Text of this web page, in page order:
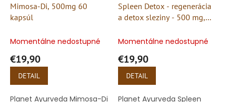
Mimosa-Di, 500mg 60
kapsúl
Momentálne nedostupné
€19,90
DETAIL
Planet Ayurveda Mimosa-Di
Spleen Detox - regenerácia
a detox sleziny - 500 mg,
Momentálne nedostupné
€19,90
DETAIL
Planet Ayurveda Spleen